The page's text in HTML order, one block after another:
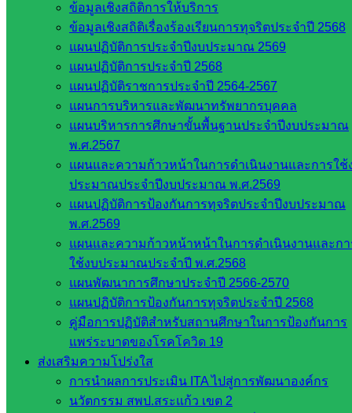
ข้อมูลเชิงสถิติการให้บริการ
ข้อมูลเชิงสถิติเรื่องร้องเรียนการทุจริตประจำปี 2568
แผนปฏิบัติการประจำปีงบประมาณ 2569
แผนปฏิบัติการประจำปี 2568
แผนปฏิบัติราชการประจำปี 2564-2567
แผนการบริหารและพัฒนาทรัพยากรบุคคล
แผนบริหารการศึกษาขั้นพื้นฐานประจำปีงบประมาณ
พ.ศ.2567
แผนและความก้าวหน้าในการดำเนินงานและการใช้
ประมาณประจำปีงบประมาณ พ.ศ.2569
แผนปฏิบัติการป้องกันการทุจริตประจำปีงบประมาณ
พ.ศ.2569
แผนและความก้าวหน้าหน้าในการดำเนินงานและก
ใช้งบประมาณประจำปี พ.ศ.2568
แผนพัฒนาการศึกษาประจำปี 2566-2570
แผนปฏิบัติการป้องกันการทุจริตประจำปี 2568
คู่มือการปฏิบัติสำหรับสถานศึกษาในการป้องกันการ
แพร่ระบาดของโรคโควิด 19
ส่งเสริมความโปร่งใส
การนำผลการประเมิน ITA ไปสู่การพัฒนาองค์กร
นวัตกรรม สพป.สระแก้ว เขต 2
Skarea Skarea
หน่วยงาน
ที่เกี่ยวข้อง
กระทรวง
ศึกษาธิการ
กระทรวง
อุดมศึกษา
สำนักงาน
เลขาธิการ
สภาการ
ศึกษา
สำนักงาน
คณะ